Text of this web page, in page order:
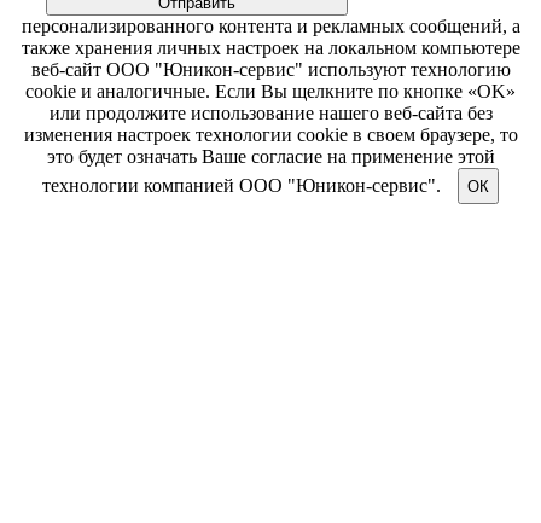
персонализированного контента и рекламных сообщений, а
также хранения личных настроек на локальном компьютере
веб-сайт ООО "Юникон-сервис" используют технологию
cookie и аналогичные. Если Вы щелкните по кнопке «OK»
или продолжите использование нашего веб-сайта без
изменения настроек технологии cookie в своем браузере, то
это будет означать Ваше согласие на применение этой
технологии компанией ООО "Юникон-сервис".
ОК